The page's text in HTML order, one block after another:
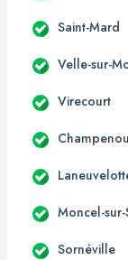
Saint-Mard
Velle-sur-
Virecourt
Moncel-
Sornéville